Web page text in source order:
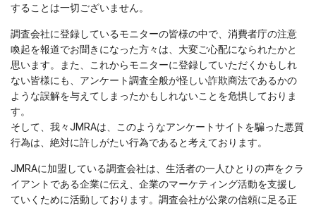
することは一切ございません。
調査会社に登録しているモニターの皆様の中で、消費者庁の注意
喚起を報道でお聞きになった方々は、大変ご心配になられたかと
思います。また、これからモニターに登録していただくかもしれ
ない皆様にも、アンケート調査全般が怪しい詐欺商法であるかの
ような誤解を与えてしまったかもしれないことを危惧しておりま
す。
そして、我々JMRAは、このようなアンケートサイトを騙った悪質
行為は、絶対に許しがたい行為であると考えております。
JMRAに加盟している調査会社は、生活者の一人ひとりの声をクラ
イアントである企業に伝え、企業のマーケティング活動を支援し
ていくために活動しております。調査会社が公衆の信頼に足る正